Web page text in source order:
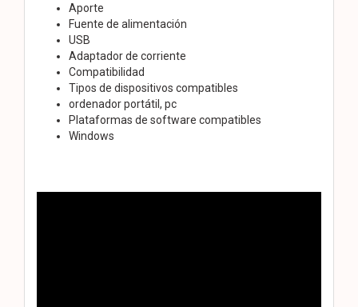
Aporte
Fuente de alimentación
USB
Adaptador de corriente
Compatibilidad
Tipos de dispositivos compatibles
ordenador portátil, pc
Plataformas de software compatibles
Windows